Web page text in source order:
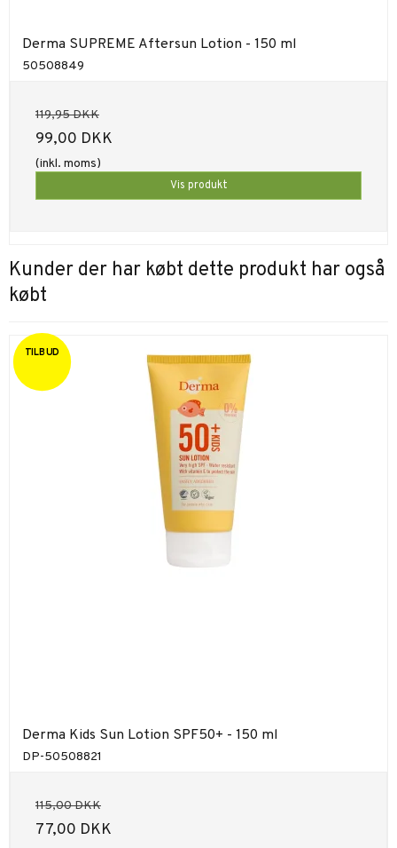
Derma SUPREME Aftersun Lotion - 150 ml
50508849
119,95 DKK
99,00 DKK
(inkl. moms)
Vis produkt
Kunder der har købt dette produkt har også
købt
TILBUD
Derma Kids Sun Lotion SPF50+ - 150 ml
DP-50508821
115,00 DKK
77,00 DKK